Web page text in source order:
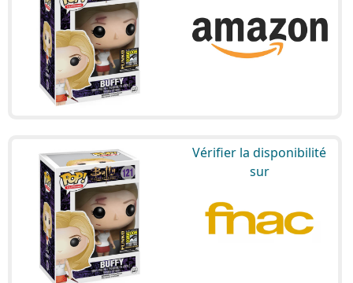
Vérifier la disponibilité
sur